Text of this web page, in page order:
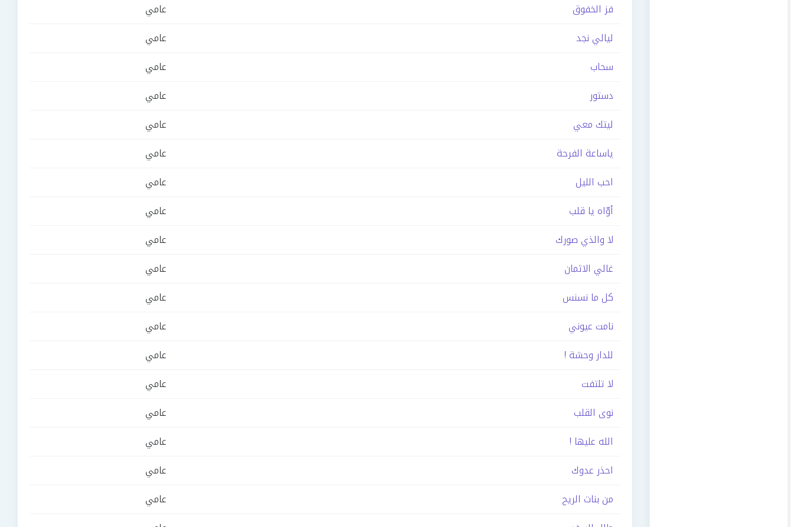
فز الخفوق
عامي
ليالي نجد
عامي
سحاب
عامي
دستور
عامي
ليتك معي
عامي
ياساعة الفرحة
عامي
احب الليل
عامي
أوّاه يا قلب
عامي
لا والذي صورك
عامي
غالي الاثمان
عامي
كل ما نسنس
عامي
نامت عيوني
عامي
للدار وحشة !
عامي
لا تلتفت
عامي
نوى القلب
عامي
الله عليها !
عامي
احذر عدوك
عامي
من بنات الريح
عامي